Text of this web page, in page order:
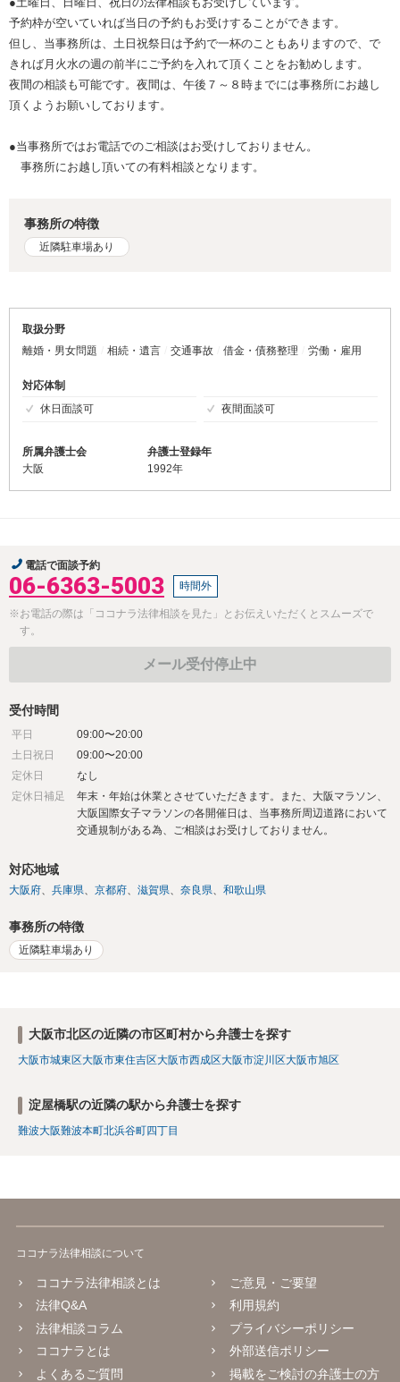
予約枠が空いていれば当日の予約もお受けすることができます。
但し、当事務所は、土日祝祭日は予約で一杯のこともありますので、で
きれば月火水の週の前半にご予約を入れて頂くことをお勧めします。
夜間の相談も可能です。夜間は、午後７～８時までには事務所にお越し
頂くようお願いしております。
●当事務所ではお電話でのご相談はお受けしておりません。
事務所にお越し頂いての有料相談となります。
事務所の特徴
近隣駐車場あり
取扱分野
離婚・男女問題
相続・遺言 交通事故 借金・債務整理 労働・雇用
対応体制
休日面談可
夜間面談可
所属弁護士会
大阪
弁護士登録年
1992年
電話で面談予約
06-6363-5003 時間外
※お電話の際は「ココナラ法律相談を見た」とお伝えいただくとスムーズで
す。
メール受付停止中
受付時間
平日
09:00〜20:00
土日祝日
09:00〜20:00
定休日
なし
定休日補足
年末・年始は休業とさせていただきます。また、大阪マラソン、
大阪国際女子マラソンの各開催日は、当事務所周辺道路において
交通規制がある為、ご相談はお受けしておりません。
対応地域
大阪府 兵庫県 京都府 滋賀県 奈良県 和歌山県
事務所の特徴
近隣駐車場あり
大阪市北区の近隣の市区町村から弁護士を探す
大阪市城東区大阪市東住吉区大阪市西成区大阪市淀川区大阪市旭区
淀屋橋駅の近隣の駅から弁護士を探す
難波大阪難波本町北浜谷町四丁目
ココナラ法律相談について
ココナラ法律相談とは
法律Q&A
法律相談コラム
ココナラとは
よくあるご質問
ご意見・ご要望
利用規約
プライバシーポリシー
外部送信ポリシー
掲載をご検討の弁護士の方